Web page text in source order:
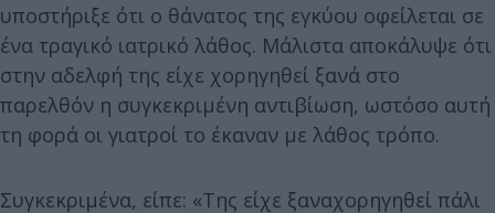
υποστήριξε ότι ο θάνατος της εγκύου οφείλεται σε
ένα τραγικό ιατρικό λάθος. Μάλιστα αποκάλυψε ότι
στην αδελφή της είχε χορηγηθεί ξανά στο
παρελθόν η συγκεκριμένη αντιβίωση, ωστόσο αυτή
τη φορά οι γιατροί το έκαναν με λάθος τρόπο.
Συγκεκριμένα, είπε: «Της είχε ξαναχορηγηθεί πάλι